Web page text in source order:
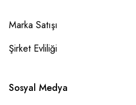
Marka Satışı
Şirket Evliliği
Sosyal Medya